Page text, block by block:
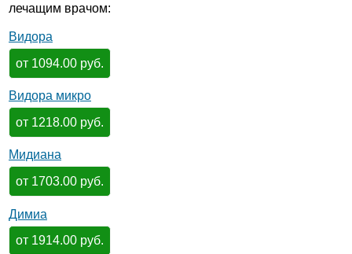
лечащим врачом:
Видора
от 1094.00 руб.
Видора микро
от 1218.00 руб.
Мидиана
от 1703.00 руб.
Димиа
от 1914.00 руб.